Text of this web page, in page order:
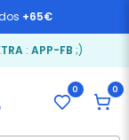
+65€
: APP-FB ;)
0 0